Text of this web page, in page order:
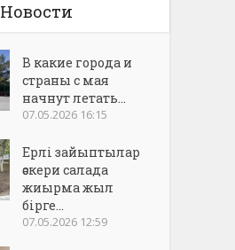
Новости
В какие города и
страны с мая
начнут летать...
07.05.2026 16:15
Ерлі зайыптылар
әскери салада
жиырма жыл
бірге...
07.05.2026 12:59